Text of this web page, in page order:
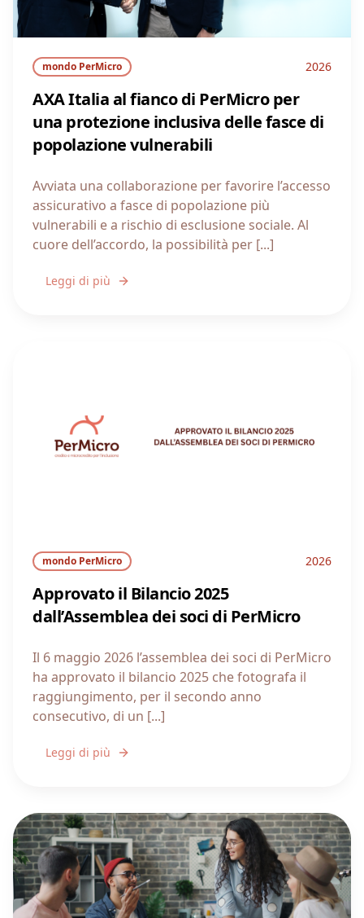
mondo PerMicro 2026
AXA Italia al fianco di PerMicro per
una protezione inclusiva delle fasce di
popolazione vulnerabili
Avviata una collaborazione per favorire l’accesso
assicurativo a fasce di popolazione più
vulnerabili e a rischio di esclusione sociale. Al
cuore dell’accordo, la possibilità per [...]
Leggi di più
mondo PerMicro 2026
Approvato il Bilancio 2025
dall’Assemblea dei soci di PerMicro
Il 6 maggio 2026 l’assemblea dei soci di PerMicro
ha approvato il bilancio 2025 che fotografa il
raggiungimento, per il secondo anno
consecutivo, di un [...]
Leggi di più